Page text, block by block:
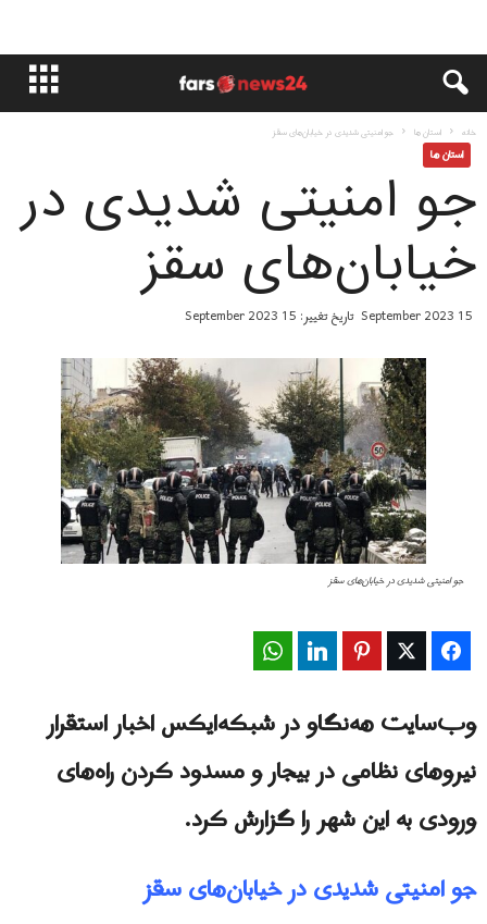
خانه استان ها جو امنیتی شدیدی در خیابان‌های سقز
استان ها
جو امنیتی شدیدی در
خیابان‌های سقز
15 September 2023 تاریخ تغییر: 15 September 2023
جو امنیتی شدیدی در خیابان‌های سقز
Facebook
Twitter
Pinterest
LinkedIn
وب‌سایت هه‌نگاو در شبکه‌ایکس اخبار استقرار
نیروهای نظامی در بیجار و مسدود کردن راه‌های
ورودی به این شهر را گزارش کرد.
جو امنیتی شدیدی در خیابان‌های سقز